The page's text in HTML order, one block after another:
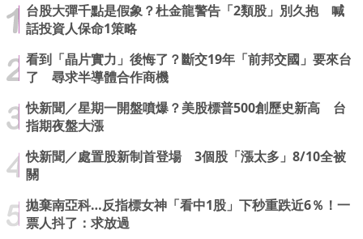
台股大彈千點是假象？杜金龍警告「2類股」別久抱 喊
話投資人保命1策略
看到「晶片實力」後悔了？斷交19年「前邦交國」要來台
了 尋求半導體合作商機
快新聞／星期一開盤噴爆？美股標普500創歷史新高 台
指期夜盤大漲
快新聞／處置股新制首登場 3個股「漲太多」8/10全被
關
拋棄南亞科…反指標女神「看中1股」下秒重跌近6％！一
票人抖了：求放過